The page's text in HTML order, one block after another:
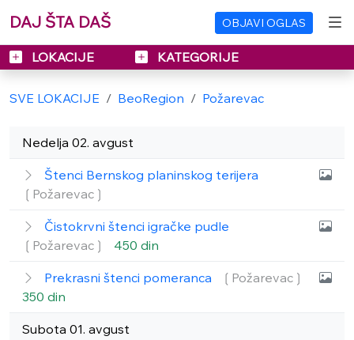
DAJ ŠTA DAŠ OBJAVI OGLAS
LOKACIJE KATEGORIJE
SVE LOKACIJE BeoRegion Požarevac
Nedelja 02. avgust
Štenci Bernskog planinskog terijera
❲Požarevac❳
Čistokrvni štenci igračke pudle
❲Požarevac❳
450 din
Prekrasni štenci pomeranca
❲Požarevac❳
350 din
Subota 01. avgust